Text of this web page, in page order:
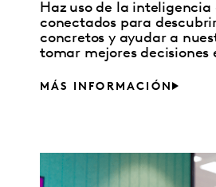
Haz uso de la inteligencia
conectados para
concretos y ayudar a
tomar mejores decisiones
MÁS INFORMACIÓN